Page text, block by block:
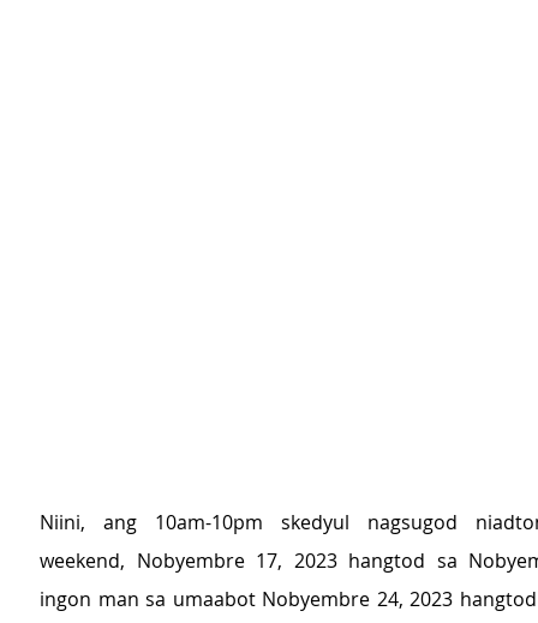
Niini, ang 10am-10pm skedyul nagsugod
weekend, Nobyembre 17, 2023 hangtod sa
ingon man sa umaabot Nobyembre 24, 2023